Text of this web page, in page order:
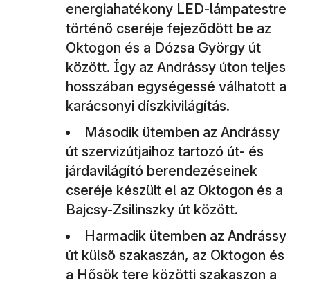
energiahatékony LED-lámpatestre
történő cseréje fejeződött be az
Oktogon és a Dózsa György út
között. Így az Andrássy úton teljes
hosszában egységessé válhatott a
karácsonyi díszkivilágítás.
Második ütemben az Andrássy
út szervizútjaihoz tartozó út- és
járdavilágító berendezéseinek
cseréje készült el az Oktogon és a
Bajcsy-Zsilinszky út között.
Harmadik ütemben az Andrássy
út külső szakaszán, az Oktogon és
a Hősök tere közötti szakaszon a